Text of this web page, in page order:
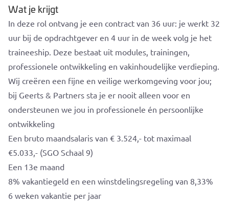
Wat je krijgt
In deze rol ontvang je een contract van 36 uur: je werkt 32
uur bij de opdrachtgever en 4 uur in de week volg je het
traineeship. Deze bestaat uit modules, trainingen,
professionele ontwikkeling en vakinhoudelijke verdieping.
Wij creëren een fijne en veilige werkomgeving voor jou;
bij Geerts & Partners sta je er nooit alleen voor en
ondersteunen we jou in professionele én persoonlijke
ontwikkeling
Een bruto maandsalaris van € 3.524,- tot maximaal
€5.033,- (SGO Schaal 9)
Een 13e maand
8% vakantiegeld en een winstdelingsregeling van 8,33%
6 weken vakantie per jaar